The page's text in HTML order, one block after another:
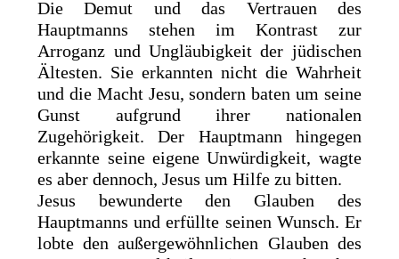
Die Demut und das Vertrauen des
Hauptmanns stehen im Kontrast zur
Arroganz und Ungläubigkeit der jüdischen
Ältesten. Sie erkannten nicht die Wahrheit
und die Macht Jesu, sondern baten um seine
Gunst aufgrund ihrer nationalen
Zugehörigkeit. Der Hauptmann hingegen
erkannte seine eigene Unwürdigkeit, wagte
es aber dennoch, Jesus um Hilfe zu bitten.
Jesus bewunderte den Glauben des
Hauptmanns und erfüllte seinen Wunsch. Er
lobte den außergewöhnlichen Glauben des